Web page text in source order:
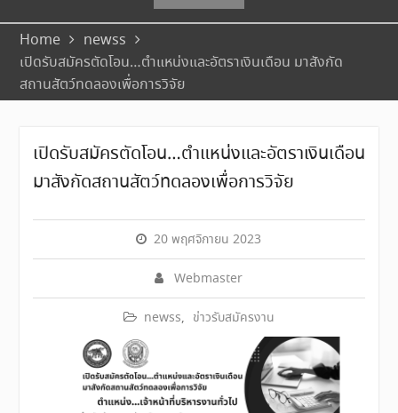
Home
newss
เปิดรับสมัครตัดโอน…ตำแหน่งและอัตราเงินเดือน มาสังกัด
สถานสัตว์ทดลองเพื่อการวิจัย
เปิดรับสมัครตัดโอน…ตำแหน่งและอัตราเงินเดือน
มาสังกัดสถานสัตว์ทดลองเพื่อการวิจัย
20 พฤศจิกายน 2023
Webmaster
newss, ข่าวรับสมัครงาน